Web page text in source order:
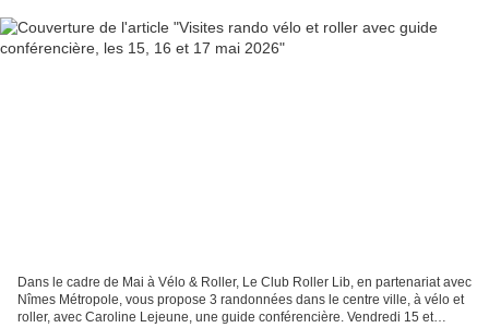
Dans le cadre de Mai à Vélo & Roller, Le Club Roller Lib, en partenariat avec
Nîmes Métropole, vous propose 3 randonnées dans le centre ville, à vélo et
roller, avec Caroline Lejeune, une guide conférencière. Vendredi 15 et